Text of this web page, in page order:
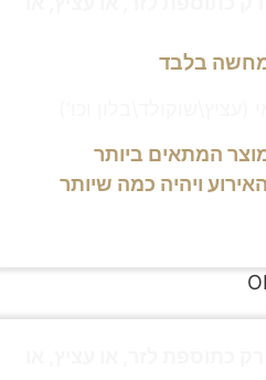
בלבד
המתאים ביותר
ויהיה כמה שיותר